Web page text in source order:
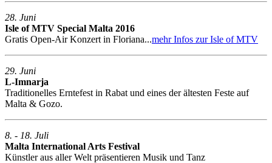
28. Juni
Isle of MTV Special Malta 2016
Gratis Open-Air Konzert in Floriana...mehr Infos zur Isle of MTV
29. Juni
L-Imnarja
Traditionelles Erntefest in Rabat und eines der ältesten Feste auf
Malta & Gozo.
8. - 18. Juli
Malta International Arts Festival
Künstler aus aller Welt präsentieren Musik und Tanz